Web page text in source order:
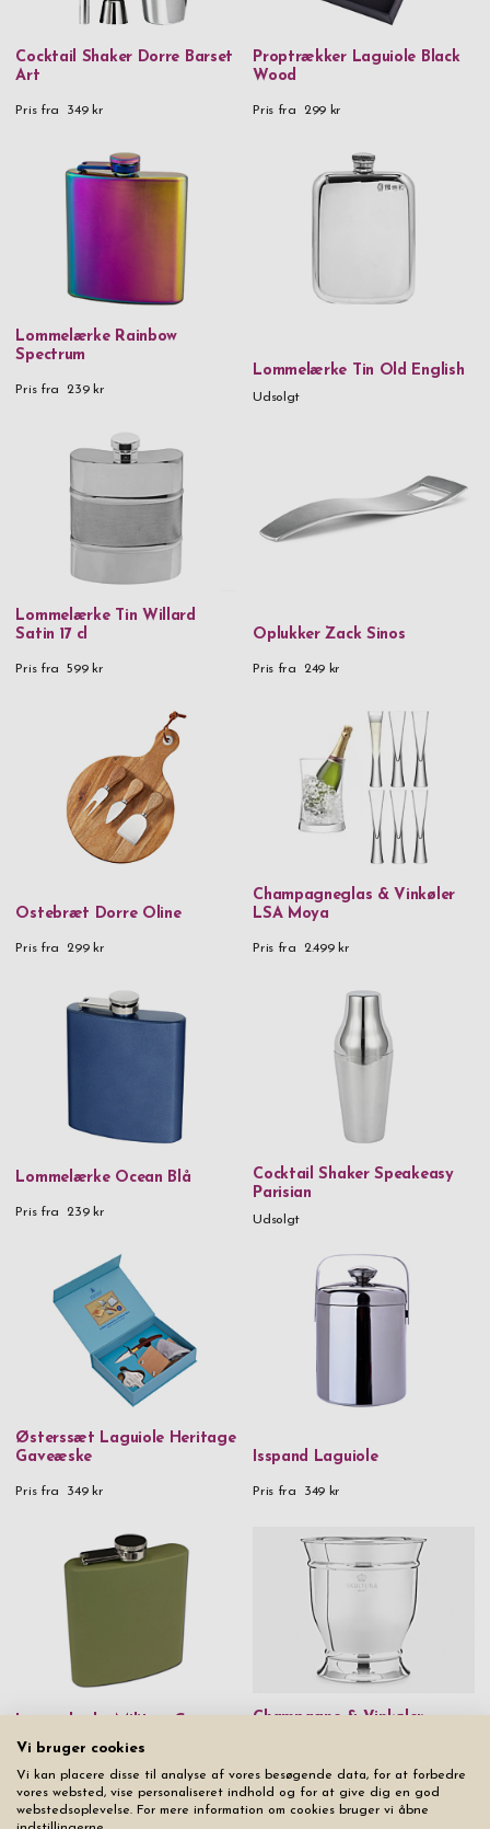
Cocktail Shaker Dorre Barset
Art
Pris fra 349 kr
Proptrækker Laguiole Black
Wood
Pris fra 299 kr
Lommelærke Rainbow
Spectrum
Pris fra 239 kr
Lommelærke Tin Old English
Udsolgt
Lommelærke Tin Willard
Satin 17 cl
Pris fra 599 kr
Oplukker Zack Sinos
Pris fra 249 kr
Ostebræt Dorre Oline
Pris fra 299 kr
Champagneglas & Vinkøler
LSA Moya
Pris fra 2.499 kr
Lommelærke Ocean Blå
Pris fra 239 kr
Cocktail Shaker Speakeasy
Parisian
Udsolgt
Østerssæt Laguiole Heritage
Gaveæske
Pris fra 349 kr
Isspand Laguiole
Pris fra 349 kr
Lommelærke Militær Green
Pris fra 239 kr
Champagne & Vinkøler
Vi bruger cookies
Vi kan placere disse til analyse af vores besøgende data, for at forbedre
vores websted, vise personaliseret indhold og for at give dig en god
webstedsoplevelse. For mere information om cookies bruger vi åbne